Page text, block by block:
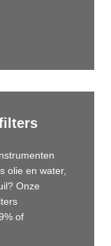
olie en water,
Onze
of